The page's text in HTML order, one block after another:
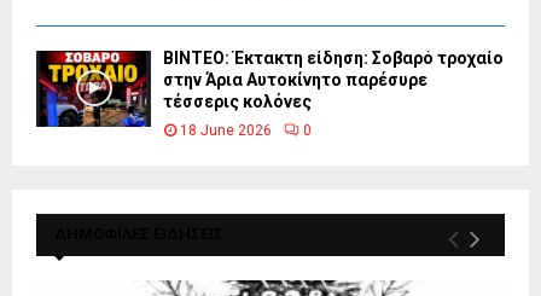
ΒΙΝΤΕΟ: Έκτακτη είδηση: Σοβαρό τροχαίο
στην Άρια Αυτοκίνητο παρέσυρε
τέσσερις κολόνες
18 June 2026 0